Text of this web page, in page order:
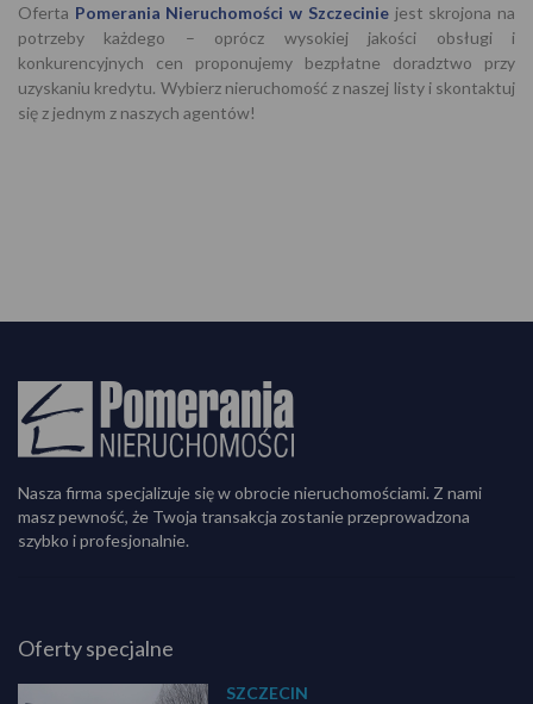
Oferta Pomerania Nieruchomości w Szczeciniejest skrojona na
potrzeby każdego – oprócz wysokiej jakości obsługi i
konkurencyjnych cen proponujemy bezpłatne doradztwo przy
uzyskaniu kredytu. Wybierz nieruchomość z naszej listy i skontaktuj
się z jednym z naszych agentów!
Nasza firma specjalizuje się w obrocie nieruchomościami. Z nami
masz pewność, że Twoja transakcja zostanie przeprowadzona
szybko i profesjonalnie.
Oferty specjalne
SZCZECIN